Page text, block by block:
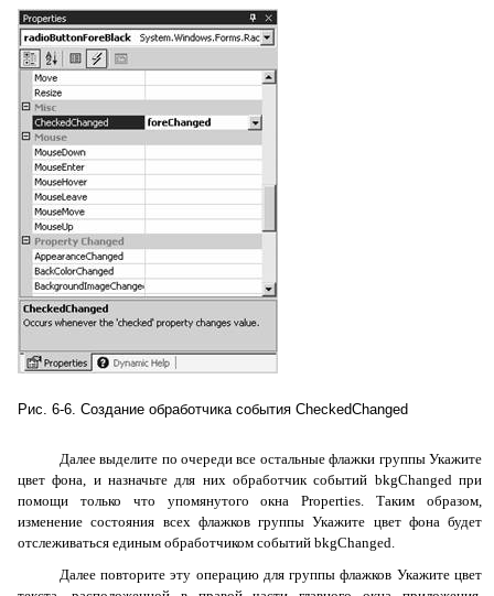
Рис. 6-6. Создание обработчика события CheckedChanged
Далее выделите по очереди все остальные флажки группы Укажите
цвет фона, и назначьте для них обработчик событий bkgChangedпри
помощи только что упомянутого окнаProperties. Таким образом,
изменение состояния всех флажков группыУкажите цвет фонабудет
отслеживаться единым обработчиком событий bkgChanged.
Далее повторите эту операцию для группы флажков Укажите цвет